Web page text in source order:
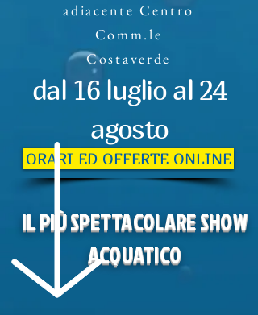
adiacente Centro
Comm.le
Costaverde
dal 16 luglio al 24
agosto
ORARI ED OFFERTE ONLINE
IL PIÙ SPETTACOLARE SHOW
ACQUATICO